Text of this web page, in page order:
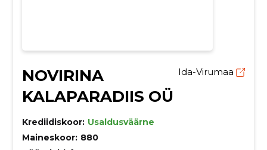
NOVIRINA
KALAPARADIIS OÜ
Ida-Virumaa
Krediidiskoor: Usaldusväärne
Maineskoor: 880